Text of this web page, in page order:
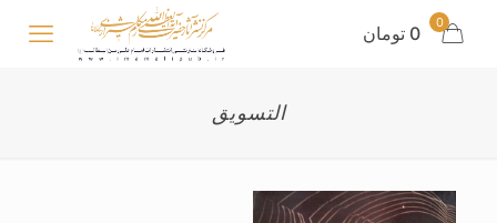
0 0 تومان
التسویق